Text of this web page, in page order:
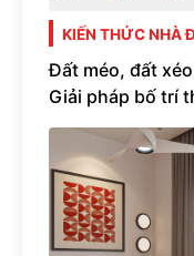
KIẾN THỨC NHÀ
Đất méo, đất
Giải pháp bố trí